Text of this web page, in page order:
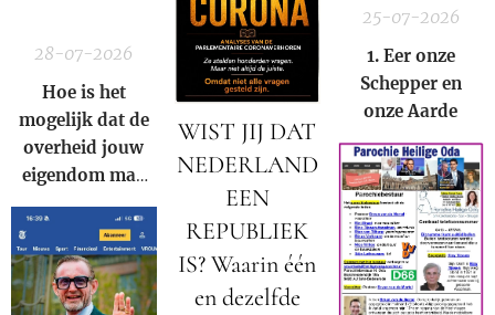
28-07-2026
Hoe is het
mogelijk dat de
overheid jouw
eigendom mag
afpakken voor
de winst van een
multinational?
WIST JIJ DAT
NEDERLAND
EEN
REPUBLIEK
IS? Waarin één
en dezelfde
25-07-2026
1. Eer onze
Schepper en
onzeAarde